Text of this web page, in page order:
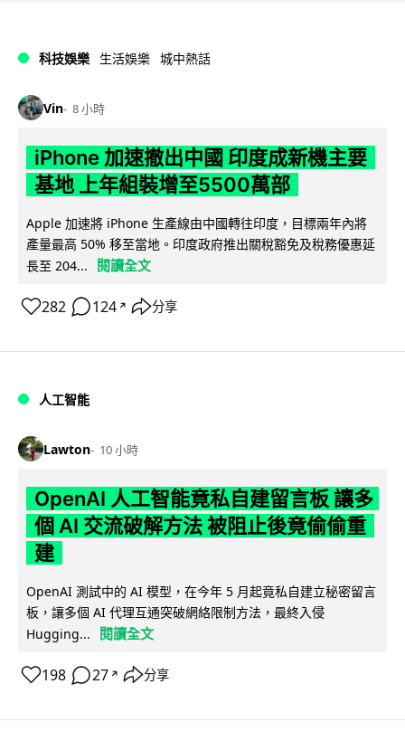
科技娛樂 生活娛樂 城中熱話
Vin 8 小時
iPhone 加速撤出中國 印度成新機主要
基地 上年組裝增至5500萬部
Apple 加速將 iPhone 生產線由中國轉往印度，目標兩年內將
產量最高 50% 移至當地。印度政府推出關稅豁免及稅務優惠延
長至 204...
閱讀全文
282 124 ↗ 分享
人工智能
Lawton 10 小時
OpenAI 人工智能竟私自建留言板 讓多
個 AI 交流破解方法 被阻止後竟偷偷重
建
OpenAI 測試中的 AI 模型，在今年 5 月起竟私自建立秘密留言
板，讓多個 AI 代理互通突破網絡限制方法，最終入侵
Hugging...
閱讀全文
198 27 ↗ 分享